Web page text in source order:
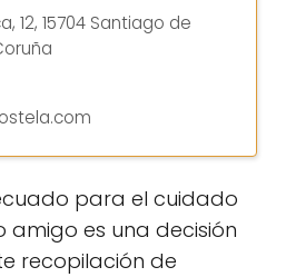
12, 15704 Santiago de
para el cuidado
amigo es una decisión
recopilación de